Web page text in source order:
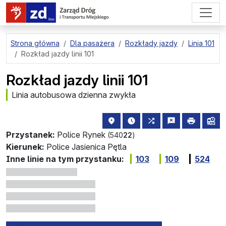
przejdź do treści strony
Strona główna Dla pasażera Rozkłady jazdy
Linia 101
Rozkład jazdy linii 101
Rozkład jazdy linii 101
Linia autobusowa dzienna zwykła
Przystanek: Police Rynek (54022)
lokalizacja przystanku na mapie
najbliższe odjazdy z tego
wszystkie linie
zgłośdrukuj
Kierunek: Police Jasienica Pętla
Inne linie na tym przystanku:
103 109 524